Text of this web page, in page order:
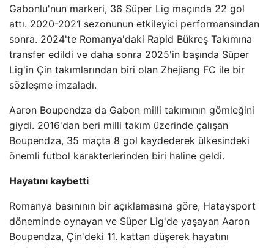
Gabonlu'nun markeri, 36 Süper Lig maçında 22 gol
attı. 2020-2021 sezonunun etkileyici performansından
sonra. 2024'te Romanya'daki Rapid Bükreş Takımına
transfer edildi ve daha sonra 2025'in başında Süper
Lig'in Çin takımlarından biri olan Zhejiang FC ile bir
sözleşme imzaladı.
Aaron Boupendza da Gabon milli takımının gömleğini
giydi. 2016'dan beri milli takım üzerinde çalışan
Boupendza, 35 maçta 8 gol kaydederek ülkesindeki
önemli futbol karakterlerinden biri haline geldi.
Hayatını kaybetti
Romanya basınının bir açıklamasına göre, Hataysport
döneminde oynayan ve Süper Lig'de yaşayan Aaron
Boupendza, Çin'deki 11. kattan düşerek hayatını